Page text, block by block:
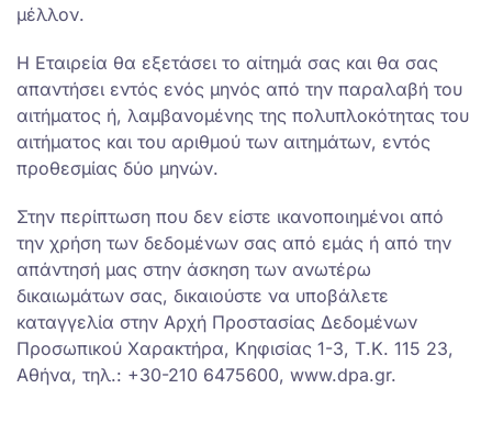
μέλλον.
Η Εταιρεία θα εξετάσει το αίτημά σας και θα σας
απαντήσει εντός ενός μηνός από την παραλαβή του
αιτήματος ή, λαμβανομένης της πολυπλοκότητας του
αιτήματος και του αριθμού των αιτημάτων, εντός
προθεσμίας δύο μηνών.
Στην περίπτωση που δεν είστε ικανοποιημένοι από
την χρήση των δεδομένων σας από εμάς ή από την
απάντησή μας στην άσκηση των ανωτέρω
δικαιωμάτων σας, δικαιούστε να υποβάλετε
καταγγελία στην Αρχή Προστασίας Δεδομένων
Προσωπικού Χαρακτήρα, Κηφισίας 1-3, Τ.Κ. 115 23,
Αθήνα, τηλ.: +30-210 6475600, www.dpa.gr.